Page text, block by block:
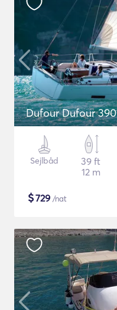
Dufour Dufour 390
Sejlbåd
39 ft
12 m
$729 /nat